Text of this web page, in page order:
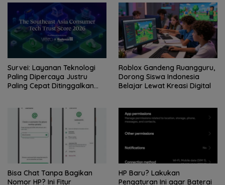
Survei: Layanan Teknologi
Paling Dipercaya Justru
Paling Cepat Ditinggalkan
Roblox Gandeng Ruangguru,
Dorong Siswa Indonesia
Belajar Lewat Kreasi Digital
Bisa Chat Tanpa Bagikan
Nomor HP? Ini Fitur
HP Baru? Lakukan
Pengaturan Ini agar Baterai